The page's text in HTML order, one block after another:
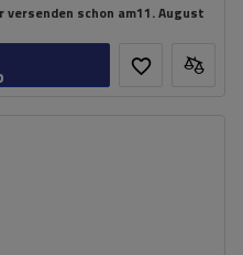
versenden schon am11. August